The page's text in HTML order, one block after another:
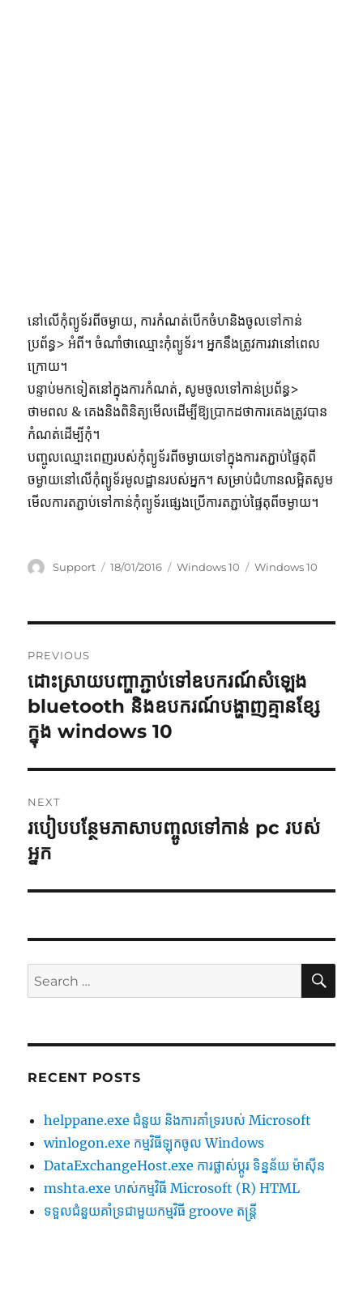
នៅលើកុំព្យូទ័រពីចម្ងាយ, ការកំណត់បើកចំហនិងចូលទៅកាន់
ប្រព័ន្ធ> អំពី។ ចំណាំថាឈ្មោះកុំព្យូទ័រ។ អ្នកនឹងត្រូវការវានៅពេល
ក្រោយ។
បន្ទាប់មកទៀតនៅក្នុងការកំណត់, សូមចូលទៅកាន់ប្រព័ន្ធ>
ថាមពល & គេងនិងពិនិត្យមើលដើម្បីឱ្យប្រាកដថាការគេងត្រូវបាន
កំណត់ដើម្បីកុំ។
បញ្ចូលឈ្មោះពេញរបស់កុំព្យូទ័រពីចម្ងាយទៅក្នុងការតភ្ជាប់ផ្ទៃតុពី
ចម្ងាយនៅលើកុំព្យូទ័រមូលដ្ឋានរបស់អ្នក។ សម្រាប់ជំហានលម្អិតសូម
មើលការតភ្ជាប់ទៅកាន់កុំព្យូទ័រផ្សេងប្រើការតភ្ជាប់ផ្ទៃតុពីចម្ងាយ។
Author
Support
Posted
18/01/2016 Categories
Windows 10 Tags
Windows 10
navigation
PREVIOUS
Previous
post:
ដោះ​ស្រាយ​បញ្ហា​ភ្ជាប់​ទៅ​ឧបករណ៍​សំឡេង
bluetooth និង​ឧបករណ៍​បង្ហាញ​គ្មាន​ខ្សែ​
ក្នុង windows 10
NEXT
Next
post:
របៀបបន្ថែមភាសាបញ្ចូលទៅកាន់ pc របស់
អ្នក
Search
for:
RECENT POSTS
helppane.exe ជំនួយ និងការគាំទ្ររបស់ Microsoft
winlogon.exe កម្មវិធីឡុកចូល Windows
DataExchangeHost.exe ការផ្លាស់ប្តូរ ទិន្នន័យ ម៉ាស៊ីន
mshta.exe ហស់កម្មវិធី Microsoft (R) HTML
ទទួល​ជំនួយ​គាំទ្រ​ជាមួយ​កម្មវិធី groove តន្ត្រី